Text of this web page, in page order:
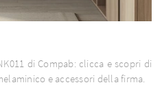
di Compab: clicca e scopri di
e accessori della firma.